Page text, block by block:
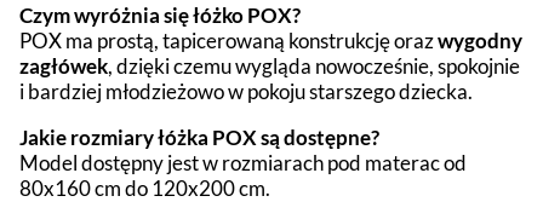
Czym wyróżnia się łóżko POX?
POX ma prostą, tapicerowaną konstrukcję orazwygodny
zagłówek, dzięki czemu wygląda nowocześnie, spokojnie
i bardziej młodzieżowo w pokoju starszego dziecka.
Jakie rozmiary łóżka POX są dostępne?
Model dostępny jest w rozmiarach pod materac od
80x160 cm do 120x200 cm.